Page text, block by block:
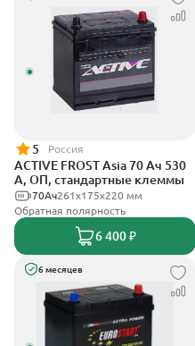
5 Россия
ACTIVE FROST Asia 70 Ач 530
А, ОП, стандартные клеммы
261x175x220 мм
70Ач
Обратная полярность
6 400 ₽
6 месяцев